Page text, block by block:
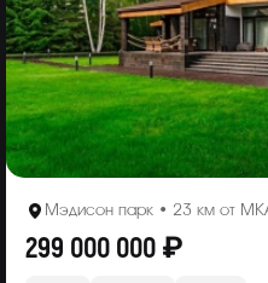
Мэдисон парк • 23 км от
299 000 000 ₽